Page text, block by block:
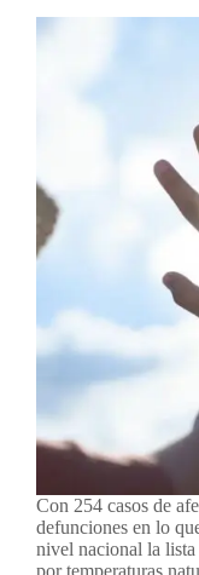
Con 254 casos de
defunciones en lo
nivel nacional la lista
por temperaturas